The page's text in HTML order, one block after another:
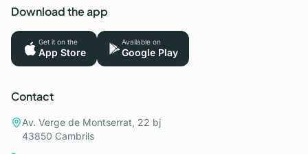
Download the app
Get it on the
App Store
Available on
Google Play
Contact
Av. Verge de Montserrat, 22 bj
43850 Cambrils